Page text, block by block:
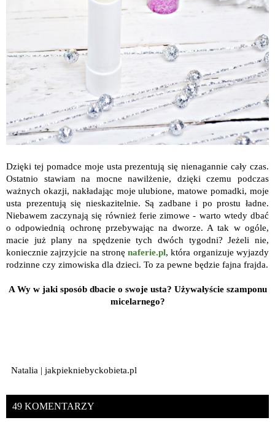
Dzięki tej pomadce moje usta prezentują się nienagannie cały czas.
Ostatnio stawiam na mocne nawilżenie, dzięki czemu podczas
ważnych okazji, nakładając moje ulubione, matowe pomadki, moje
usta prezentują się nieskazitelnie. Są zadbane i po prostu ładne.
Niebawem zaczynają się również ferie zimowe - warto wtedy dbać
o odpowiednią ochronę przebywając na dworze. A tak w ogóle,
macie już plany na spędzenie tych dwóch tygodni? Jeżeli nie,
koniecznie zajrzyjcie na stronęnaferie.pl, która organizuje wyjazdy
rodzinne czy zimowiska dla dzieci. To za pewne będzie fajna frajda.
A Wy w jaki sposób dbacie o swoje usta? Używałyście szamponu
micelarnego?
Natalia | jakpiekniebyckobieta.pl
49 KOMENTARZY